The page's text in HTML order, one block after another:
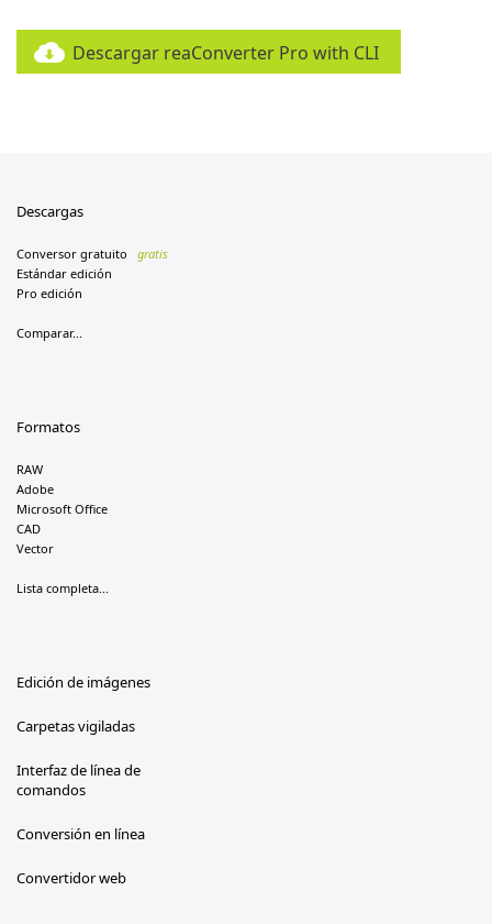
Descargar reaConverter Pro with CLI
Descargas
Conversor gratuito
gratis
Estándar edición
Pro edición
Comparar...
Formatos
RAW
Adobe
Microsoft Office
CAD
Vector
Lista completa...
Edición de imágenes
Carpetas vigiladas
Interfaz de línea de
comandos
Conversión en línea
Convertidor web